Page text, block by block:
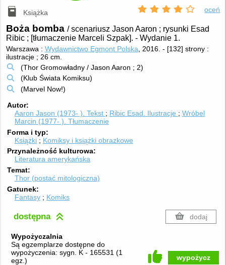
Książka oceń
Boża bomba / scenariusz Jason Aaron ; rysunki Esad
Ribic ; [tłumaczenie Marceli Szpak]. - Wydanie 1.
Warszawa : Wydawnictwo Egmont Polska , 2016. - [132] strony :
ilustracje ; 26 cm.
(Thor Gromowładny / Jason Aaron ; 2)
(Klub Świata Komiksu)
(Marvel Now!)
Autor
Aaron Jason (1973- ). Tekst Ribic Esad. Ilustracje
Wróbel
Marcin (1977- ). Tłumaczenie
Forma i typ
Książki
Komiksy i książki obrazkowe
Przynależność kulturowa
Literatura amerykańska
Temat
Thor (postać mitologiczna)
Gatunek
Fantasy
Komiks
dostępna dodaj
Wypożyczalnia
Są egzemplarze dostępne do
wypożyczenia: sygn. K - 165531 (1
egz. ) wypożycz